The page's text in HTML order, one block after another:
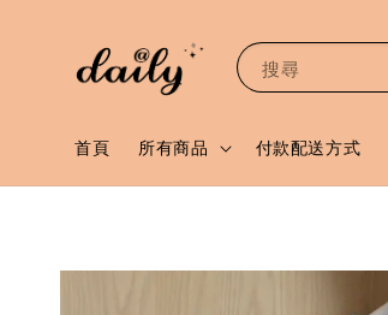
搜尋
首頁 所有商品 付款配送方式